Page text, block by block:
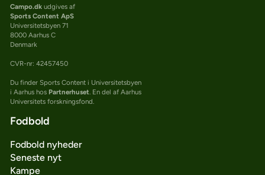
Campo.dkudgives af
Sports Content ApS
Universitetsbyen 71
8000 Aarhus C
Denmark
CVR-nr: 42457450
Du finder Sports Content i Universitetsbyen
i Aarhus hos Partnerhuset. En del af Aarhus
Universitets forskningsfond.
Fodbold
Fodbold nyheder
Seneste nyt
Kampe